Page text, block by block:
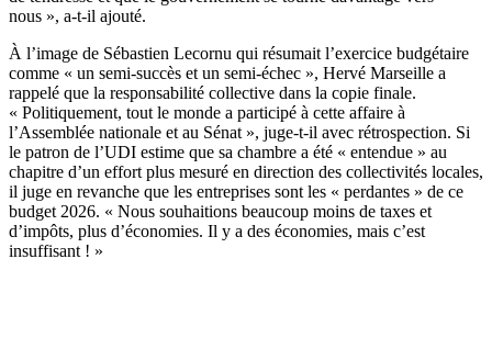
nous », a-t-il ajouté.
À l’image de Sébastien Lecornu qui résumait l’exercice budgétaire
comme « un semi-succès et un semi-échec », Hervé Marseille a
rappelé que la responsabilité collective dans la copie finale.
« Politiquement, tout le monde a participé à cette affaire à
l’Assemblée nationale et au Sénat », juge-t-il avec rétrospection. Si
le patron de l’UDI estime que sa chambre a été « entendue » au
chapitre d’un effort plus mesuré en direction des collectivités locales,
il juge en revanche que les entreprises sont les « perdantes » de ce
budget 2026. « Nous souhaitions beaucoup moins de taxes et
d’impôts, plus d’économies. Il y a des économies, mais c’est
insuffisant ! »